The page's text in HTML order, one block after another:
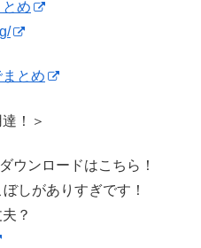
め
とめ
！＞
ロードはこちら！
しがありすぎです！
？